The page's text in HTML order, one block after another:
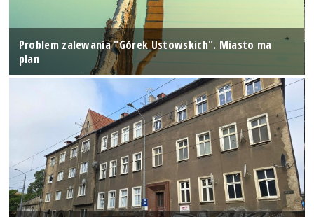
Problem zalewania "Górek Ustowskich". Miasto ma
plan